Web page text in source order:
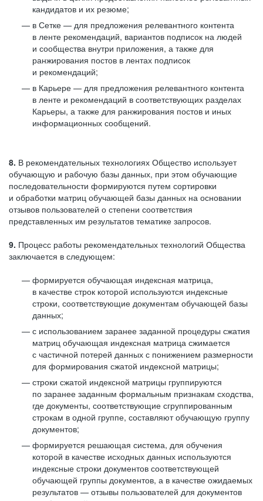
кандидатов и их резюме;
в Сетке — для предложения релевантного контента
в ленте рекомендаций, вариантов подписок на людей
и сообщества внутри приложения, а также для
ранжирования постов в лентах подписок
и рекомендаций;
в Карьере — для предложения релевантного контента
в ленте и рекомендаций в соответствующих разделах
Карьеры, а также для ранжирования постов и иных
информационных сообщений.
8. В рекомендательных технологиях Общество использует
обучающую и рабочую базы данных, при этом обучающие
последовательности формируются путем сортировки
и обработки матриц обучающей базы данных на основании
отзывов пользователей о степени соответствия
представленных им результатов тематике запросов.
9. Процесс работы рекомендательных технологий Общества
заключается в следующем:
формируется обучающая индексная матрица,
в качестве строк которой используются индексные
строки, соответствующие документам обучающей базы
данных;
с использованием заранее заданной процедуры сжатия
матриц обучающая индексная матрица сжимается
с частичной потерей данных с понижением размерности
для формирования сжатой индексной матрицы;
строки сжатой индексной матрицы группируются
по заранее заданным формальным признакам сходства,
где документы, соответствующие сгруппированным
строкам в одной группе, составляют обучающую группу
документов;
формируется решающая система, для обучения
которой в качестве исходных данных используются
индексные строки документов соответствующей
обучающей группы документов, а в качестве ожидаемых
результатов — отзывы пользователей для документов